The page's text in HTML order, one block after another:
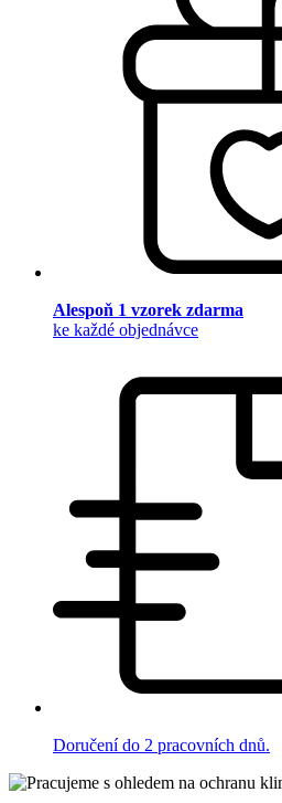
Alespoň 1 vzorek zdarma
ke každé objednávce
Doručení do 2 pracovních dnů.